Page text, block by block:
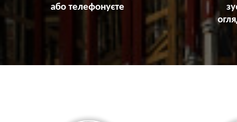
або телефонуєте